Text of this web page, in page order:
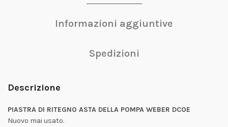
Informazioni aggiuntive
Spedizioni
Descrizione
PIASTRA DI RITEGNO ASTA DELLA POMPA WEBER DCOE
Nuovo mai usato.